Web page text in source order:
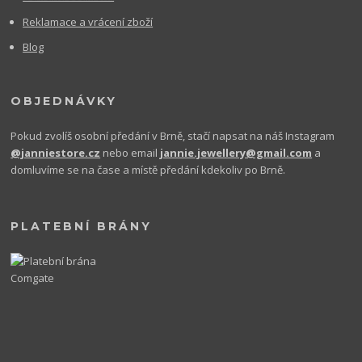
Reklamace a vrácení zboží
Blog
OBJEDNÁVKY
Pokud zvolíš osobní předání v Brně, stačí napsat na náš Instagram
@janniestore.cz nebo email jannie.jewellery@gmail.com a
domluvíme se na čase a místě předání kdekoliv po Brně.
PLATEBNÍ BRÁNY